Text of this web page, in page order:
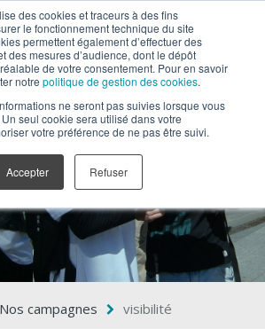
des cookies et traceurs à des fins
le fonctionnement technique du site
permettent également d’effectuer des
des mesures d’audience, dont le dépôt
de votre consentement. Pour en savoir
notre politique de gestion des cookies.
ne seront pas suivies lorsque vous
seul cookie sera utilisé dans votre
votre préférence de ne pas être suivi.
Accepter Refuser
visibilité
Nos campagnes visibilité